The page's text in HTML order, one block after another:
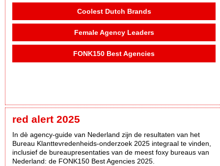
Coolest Dutch Brands
Female Agency Leaders
FONK150 Best Agencies
red alert 2025
In dè agency-guide van Nederland zijn de resultaten van het
Bureau Klanttevredenheids-onderzoek 2025 integraal te vinden,
inclusief de bureaupresentaties van de meest foxy bureaus van
Nederland: de FONK150 Best Agencies 2025.